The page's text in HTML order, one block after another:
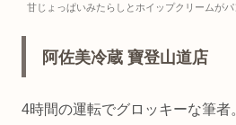
甘じょっぱいみたらしとホイップクリームがパ
阿佐美冷蔵 寶登山道店
4時間の運転でグロッキーな筆者